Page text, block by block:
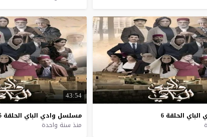
الباي الحلقة 6
43:54
مسلسل وادي الباي الحلقة
منذ سنة واحدة